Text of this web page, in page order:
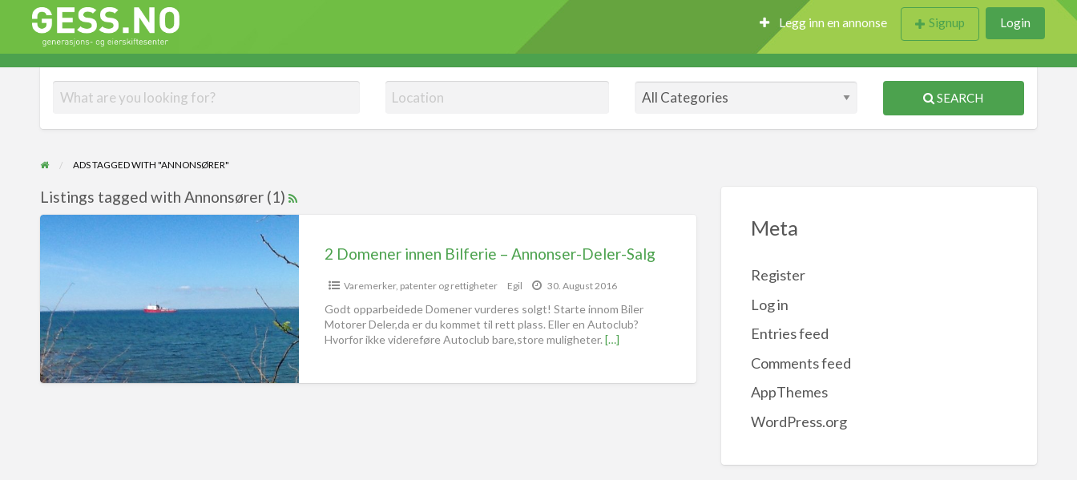
Legg inn en annonse Signup Login
Generasjons- og eierskiftesenter
SEARCH
ADS TAGGED WITH "ANNONSØRER"
Listings tagged with Annonsører (1)
2 Domener innen Bilferie – Annonser-Deler-Salg
Varemerker, patenter og rettigheter Egil 30. August 2016
Godt opparbeidede Domener vurderes solgt! Starte innom Biler
Motorer Deler,da er du kommet til rett plass. Eller en Autoclub?
Hvorfor ikke videreføre Autoclub bare,store muligheter. […]
Meta
Register
Log in
Entries feed
Comments feed
AppThemes
WordPress.org